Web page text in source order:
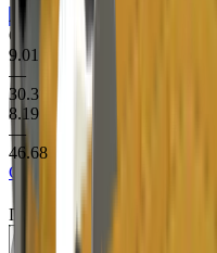
Армійське Дробовик
Є StatTrak
9.01
—
30.3
8.19
—
46.68
Clutch Case
Показано
🇷🇺 Рублі (RUB)